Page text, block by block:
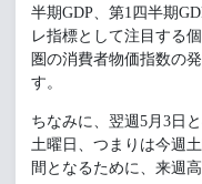
半期GDP、第1四半期
レ指標として注目する
圏の消費者物価指数の
す。
ちなみに、翌週5月3日
土曜日、つまりは今週
間となるために、来週